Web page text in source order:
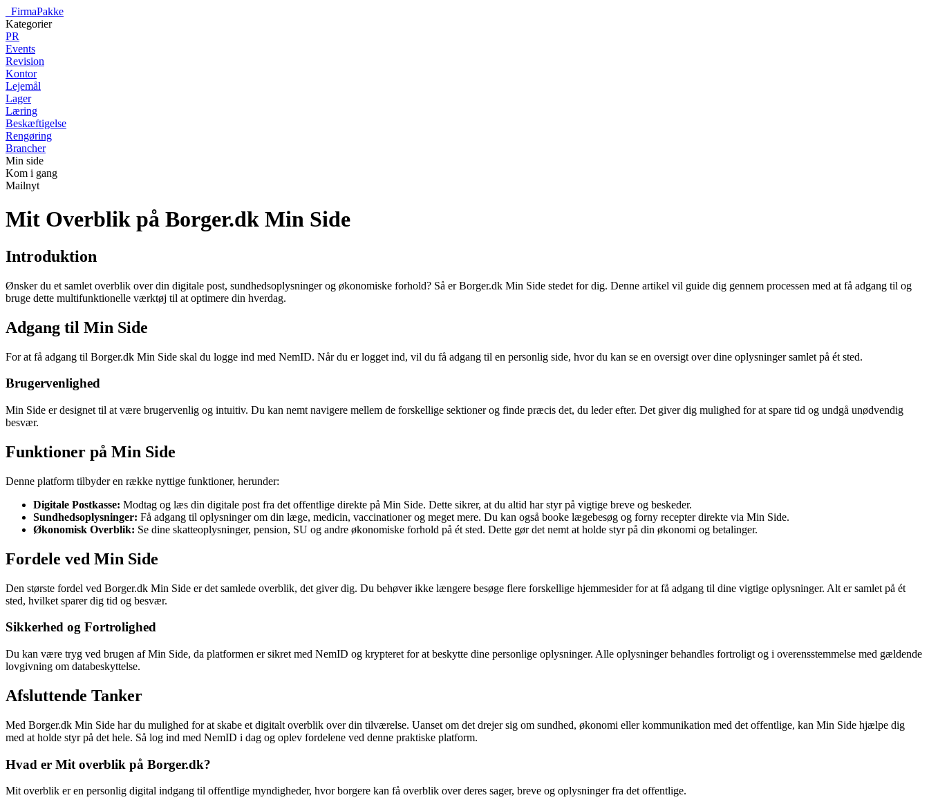
FirmaPakke
Kategorier
PR
Events
Revision
Kontor
Lejemål
Lager
Læring
Beskæftigelse
Rengøring
Brancher
Min side
Kom i gang
Mailnyt
Mit Overblik på Borger.dk Min Side
Introduktion
Ønsker du et samlet overblik over din digitale post, sundhedsoplysninger og økonomiske forhold? Så er Borger.dk Min Side stedet for dig. Denne artikel vil guide dig gennem processen med at få adgang til og
bruge dette multifunktionelle værktøj til at optimere din hverdag.
Adgang til Min Side
For at få adgang til Borger.dk Min Side skal du logge ind med NemID. Når du er logget ind, vil du få adgang til en personlig side, hvor du kan se en oversigt over dine oplysninger samlet på ét sted.
Brugervenlighed
Min Side er designet til at være brugervenlig og intuitiv. Du kan nemt navigere mellem de forskellige sektioner og finde præcis det, du leder efter. Det giver dig mulighed for at spare tid og undgå unødvendig
besvær.
Funktioner på Min Side
Denne platform tilbyder en række nyttige funktioner, herunder:
Digitale Postkasse: Modtag og læs din digitale post fra det offentlige direkte på Min Side. Dette sikrer, at du altid har styr på vigtige breve og beskeder.
Sundhedsoplysninger: Få adgang til oplysninger om din læge, medicin, vaccinationer og meget mere. Du kan også booke lægebesøg og forny recepter direkte via Min Side.
Økonomisk Overblik: Se dine skatteoplysninger, pension, SU og andre økonomiske forhold på ét sted. Dette gør det nemt at holde styr på din økonomi og betalinger.
Fordele ved Min Side
Den største fordel ved Borger.dk Min Side er det samlede overblik, det giver dig. Du behøver ikke længere besøge flere forskellige hjemmesider for at få adgang til dine vigtige oplysninger. Alt er samlet på ét
sted, hvilket sparer dig tid og besvær.
Sikkerhed og Fortrolighed
Du kan være tryg ved brugen af Min Side, da platformen er sikret med NemID og krypteret for at beskytte dine personlige oplysninger. Alle oplysninger behandles fortroligt og i overensstemmelse med gældende
lovgivning om databeskyttelse.
Afsluttende Tanker
Med Borger.dk Min Side har du mulighed for at skabe et digitalt overblik over din tilværelse. Uanset om det drejer sig om sundhed, økonomi eller kommunikation med det offentlige, kan Min Side hjælpe dig
med at holde styr på det hele. Så log ind med NemID i dag og oplev fordelene ved denne praktiske platform.
Hvad er Mit overblik på Borger.dk?
Mit overblik er en personlig digital indgang til offentlige myndigheder, hvor borgere kan få overblik over deres sager, breve og oplysninger fra det offentlige.